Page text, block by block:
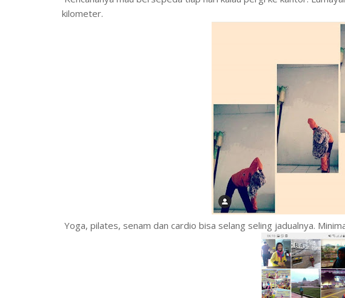
kilometer.
Yoga, pilates, senam dan cardio bisa selang seling jadualnya.